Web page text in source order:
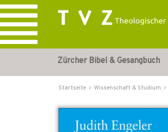
Zürcher Bibel & Gesangbuch
Startseite Wissenschaft & Studium